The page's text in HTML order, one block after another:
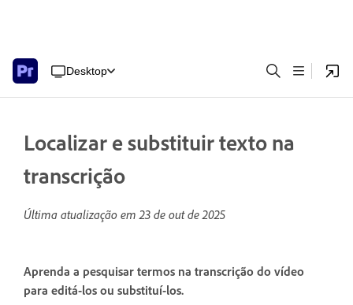
Desktop
Localizar e substituir texto na
transcrição
Última atualização em23 de out de 2025
Aprenda a pesquisar termos na transcrição do vídeo
para editá-los ou substituí-los.